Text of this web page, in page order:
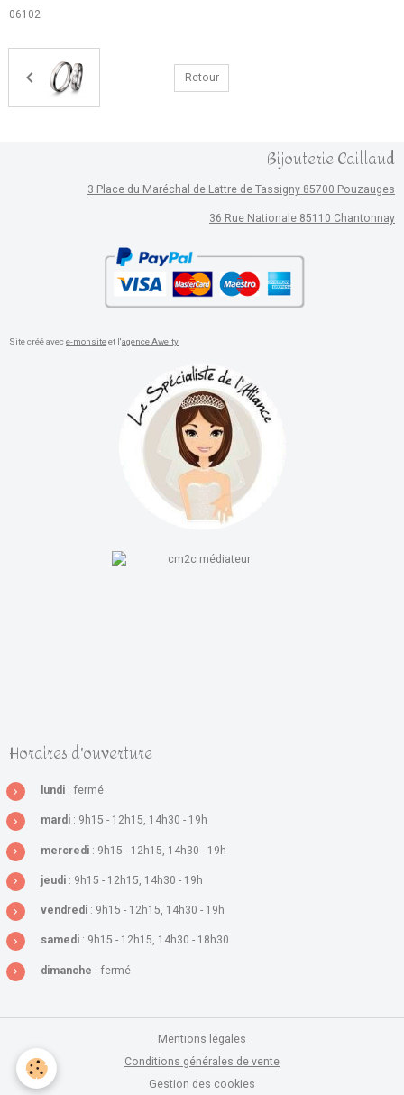
06102
Retour
Bijouterie Caillaud
3 Place du Maréchal de Lattre de Tassigny 85700 Pouzauges
36 Rue Nationale 85110 Chantonnay
Site créé avece-monsiteet l'agence Awelty
Horaires d'ouverture
lundi : fermé
mardi : 9h15 - 12h15, 14h30 - 19h
mercredi : 9h15 - 12h15, 14h30 - 19h
jeudi : 9h15 - 12h15, 14h30 - 19h
vendredi : 9h15 - 12h15, 14h30 - 19h
samedi : 9h15 - 12h15, 14h30 - 18h30
dimanche : fermé
Mentions légales
Conditions générales de vente
Gestion des cookies